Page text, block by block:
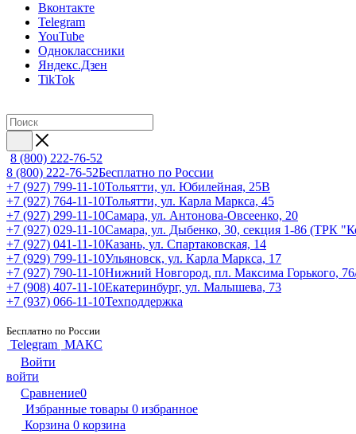
Вконтакте
Telegram
YouTube
Одноклассники
Яндекс.Дзен
TikTok
8 (800) 222-76-52
8 (800) 222-76-52Бесплатно по России
+7 (927) 799-11-10Тольятти, ул. Юбилейная, 25В
+7 (927) 764-11-10Тольятти, ул. Карла Маркса, 45
+7 (927) 299-11-10Самара, ул. Антонова-Овсеенко, 20
+7 (927) 029-11-10Самара, ул. Дыбенко, 30, секция 1-86 (ТРК
+7 (927) 041-11-10Казань, ул. Спартаковская, 14
+7 (929) 799-11-10Ульяновск, ул. Карла Маркса, 17
+7 (927) 790-11-10Нижний Новгород, пл. Максима Горького,
+7 (908) 407-11-10Екатеринбург, ул. Малышева, 73
+7 (937) 066-11-10Техподдержка
Бесплатно по России
Telegram МАКС
Войти
войти
Сравнение0
Избранные товары 0 избранное
Корзина 0 корзина